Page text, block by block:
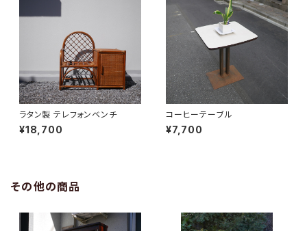
ラタン製 テレフォンベンチ
¥18,700
コーヒーテーブル
¥7,700
その他の商品